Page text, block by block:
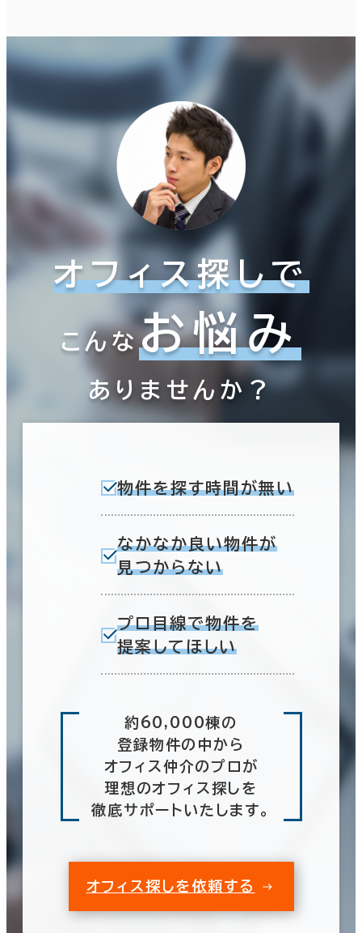
オフィス探しで
こんなお悩み
ありませんか？
物件を探す時間が無い
なかなか良い物件が
見つからない
プロ目線で物件を
提案してほしい
約60,000棟の
登録物件の中から
オフィス仲介のプロが
理想のオフィス探しを
徹底サポートいたします。
オフィス探しを依頼する